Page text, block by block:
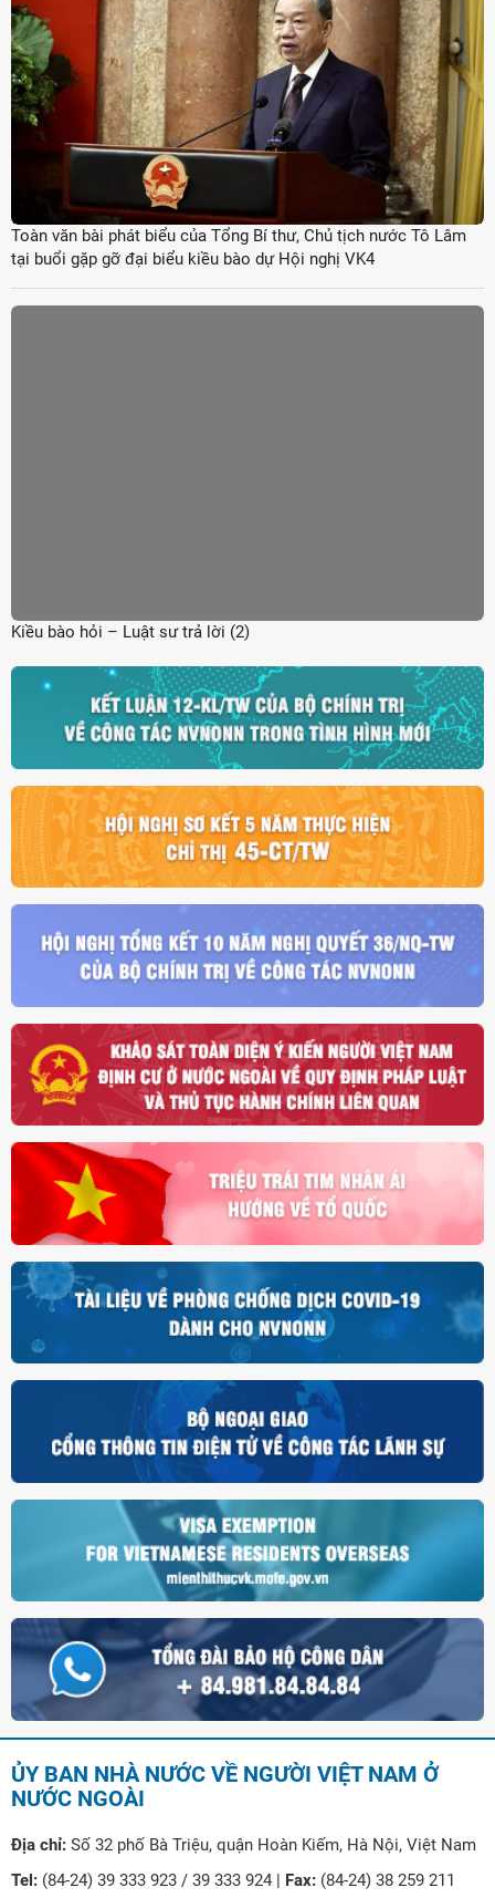
Toàn văn bài phát biểu của Tổng Bí thư, Chủ tịch nước Tô Lâm
tại buổi gặp gỡ đại biểu kiều bào dự Hội nghị VK4
Kiều bào hỏi – Luật sư trả lời (2)
ỦY BAN NHÀ NƯỚC VỀ NGƯỜI VIỆT NAM Ở
NƯỚC NGOÀI
Địa chỉ: Số 32 phố Bà Triệu, quận Hoàn Kiếm, Hà Nội, Việt Nam
Tel: (84-24) 39 333 923 / 39 333 924 | Fax: (84-24) 38 259 211